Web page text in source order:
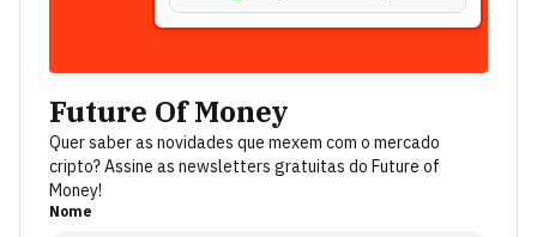
Future Of Money
Quer saber as novidades que mexem com o mercado
cripto? Assine as newsletters gratuitas do Future of
Money!
Nome